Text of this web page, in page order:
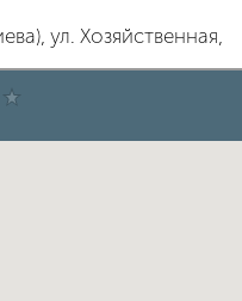
ул. Хозяйственная,